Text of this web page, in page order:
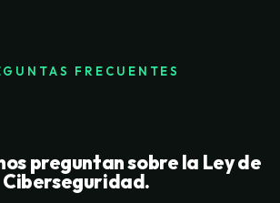
FRECUENTES
preguntan sobre la Ley de
Ciberseguridad.